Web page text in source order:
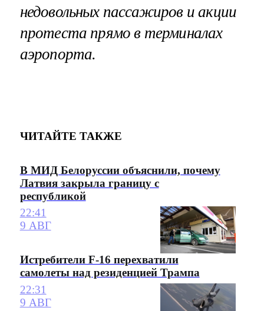
недовольных пассажиров и акции
протеста прямо в терминалах
аэропорта.
ЧИТАЙТЕ ТАКЖЕ
В МИД Белоруссии объяснили, почему
Латвия закрыла границу с
республикой
22:41
9 АВГ
Истребители F-16 перехватили
самолеты над резиденцией Трампа
22:31
9 АВГ